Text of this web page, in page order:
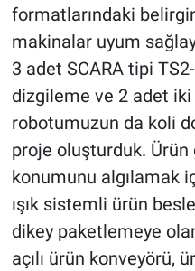
formatlarındaki
makinalar uyum
3 adet SCARA tipi
dizgileme ve 2 adet
robotumuzun da koli
proje oluşturduk.
konumunu algılamak
ışık sistemli ürün
dikey paketlemeye
açılı ürün konveyörü,